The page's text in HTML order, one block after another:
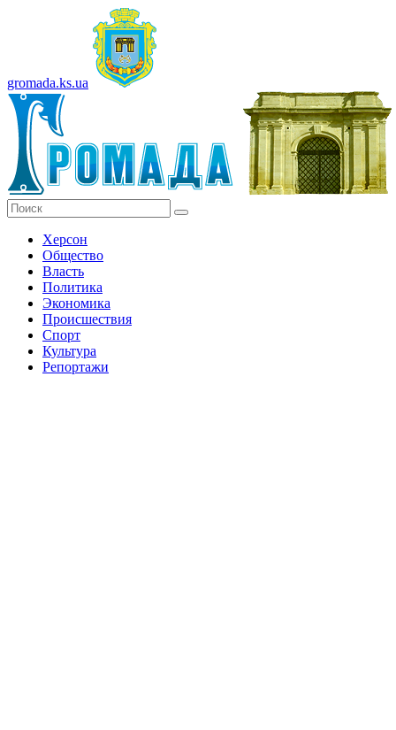
gromada.ks.ua
Херсон
Общество
Власть
Политика
Экономика
Происшествия
Спорт
Культура
Репортажи